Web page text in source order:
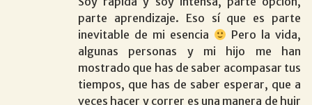
parte aprendizaje. Eso sí que es parte
inevitable de mi esencia
Pero la vida,
algunas personas y mi hijo me han
mostrado que has de saber acompasar tus
tiempos, que has de saber esperar, que a
veces hacer y correr es una manera de huir